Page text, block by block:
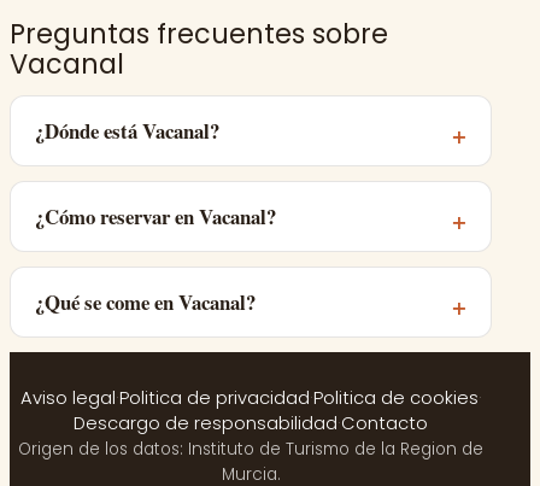
Preguntas frecuentes sobre
Vacanal
¿Dónde está Vacanal?
¿Cómo reservar en Vacanal?
¿Qué se come en Vacanal?
Aviso legal·Politica de privacidad·Politica de cookies·
Descargo de responsabilidad·Contacto
Origen de los datos: Instituto de Turismo de la Region de
Murcia.